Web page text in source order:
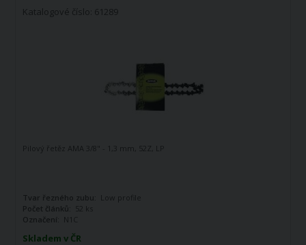
Katalogové číslo: 61289
Skladem v ČR
Pilový řetěz AMA 3/8" - 1,3 mm, 52Z, LP
Tvar řezného zubu: Low profile
Počet článků:
52 ks
Označení: N1C